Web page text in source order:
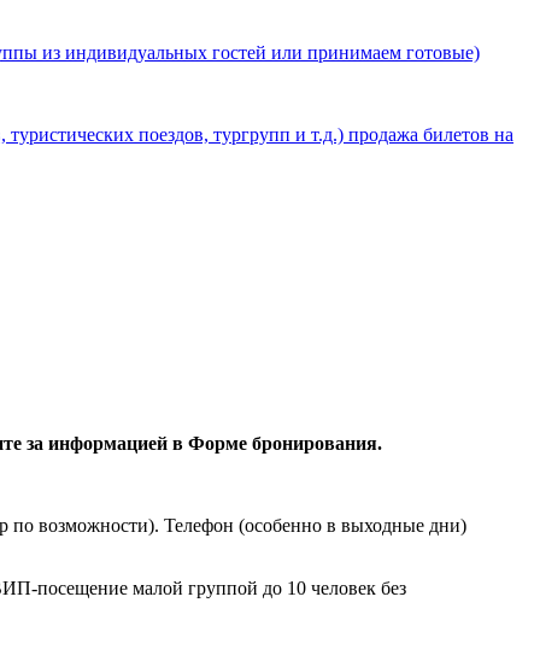
из индивидуальных гостей или принимаем готовые)
поездов, тургрупп и т.д.) продажа билетов на
за информацией в Форме бронирования.
по возможности). Телефон (особенно в выходные дни)
посещение малой группой до 10 человек без